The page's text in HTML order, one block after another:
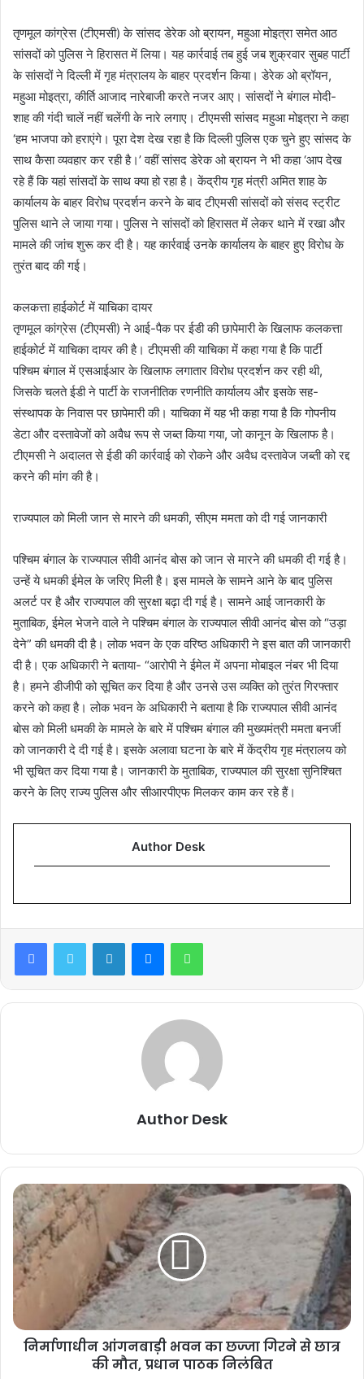
तृणमूल कांग्रेस (टीएमसी) के सांसद डेरेक ओ ब्रायन, महुआ मोइत्रा समेत आठ
सांसदों को पुलिस ने हिरासत में लिया। यह कार्रवाई तब हुई जब शुक्रवार सुबह पार्टी
के सांसदों ने दिल्ली में गृह मंत्रालय के बाहर प्रदर्शन किया। डेरेक ओ ब्रॉयन,
महुआ मोइत्रा, कीर्ति आजाद नारेबाजी करते नजर आए। सांसदों ने बंगाल मोदी-
शाह की गंदी चालें नहीं चलेंगी के नारे लगाए। टीएमसी सांसद महुआ मोइत्रा ने कहा
‘हम भाजपा को हराएंगे। पूरा देश देख रहा है कि दिल्ली पुलिस एक चुने हुए सांसद के
साथ कैसा व्यवहार कर रही है।’ वहीं सांसद डेरेक ओ ब्रायन ने भी कहा ‘आप देख
रहे हैं कि यहां सांसदों के साथ क्या हो रहा है। केंद्रीय गृह मंत्री अमित शाह के
कार्यालय के बाहर विरोध प्रदर्शन करने के बाद टीएमसी सांसदों को संसद स्ट्रीट
पुलिस थाने ले जाया गया। पुलिस ने सांसदों को हिरासत में लेकर थाने में रखा और
मामले की जांच शुरू कर दी है। यह कार्रवाई उनके कार्यालय के बाहर हुए विरोध के
तुरंत बाद की गई।
कलकत्ता हाईकोर्ट में याचिका दायर
तृणमूल कांग्रेस (टीएमसी) ने आई-पैक पर ईडी की छापेमारी के खिलाफ कलकत्ता
हाईकोर्ट में याचिका दायर की है। टीएमसी की याचिका में कहा गया है कि पार्टी
पश्चिम बंगाल में एसआईआर के खिलाफ लगातार विरोध प्रदर्शन कर रही थी,
जिसके चलते ईडी ने पार्टी के राजनीतिक रणनीति कार्यालय और इसके सह-
संस्थापक के निवास पर छापेमारी की। याचिका में यह भी कहा गया है कि गोपनीय
डेटा और दस्तावेजों को अवैध रूप से जब्त किया गया, जो कानून के खिलाफ है।
टीएमसी ने अदालत से ईडी की कार्रवाई को रोकने और अवैध दस्तावेज जब्ती को रद्द
करने की मांग की है।
राज्यपाल को मिली जान से मारने की धमकी, सीएम ममता को दी गई जानकारी
पश्चिम बंगाल के राज्यपाल सीवी आनंद बोस को जान से मारने की धमकी दी गई है।
उन्हें ये धमकी ईमेल के जरिए मिली है। इस मामले के सामने आने के बाद पुलिस
अलर्ट पर है और राज्यपाल की सुरक्षा बढ़ा दी गई है। सामने आई जानकारी के
मुताबिक, ईमेल भेजने वाले ने पश्चिम बंगाल के राज्यपाल सीवी आनंद बोस को “उड़ा
देने” की धमकी दी है। लोक भवन के एक वरिष्ठ अधिकारी ने इस बात की जानकारी
दी है। एक अधिकारी ने बताया- “आरोपी ने ईमेल में अपना मोबाइल नंबर भी दिया
है। हमने डीजीपी को सूचित कर दिया है और उनसे उस व्यक्ति को तुरंत गिरफ्तार
करने को कहा है। लोक भवन के अधिकारी ने बताया है कि राज्यपाल सीवी आनंद
बोस को मिली धमकी के मामले के बारे में पश्चिम बंगाल की मुख्यमंत्री ममता बनर्जी
को जानकारी दे दी गई है। इसके अलावा घटना के बारे में केंद्रीय गृह मंत्रालय को
भी सूचित कर दिया गया है। जानकारी के मुताबिक, राज्यपाल की सुरक्षा सुनिश्चित
करने के लिए राज्य पुलिस और सीआरपीएफ मिलकर काम कर रहे हैं।
Author Desk
Author Desk
निर्माणाधीन आंगनबाड़ी भवन का छज्जा गिरने से छात्र
की मौत, प्रधान पाठक निलंबित